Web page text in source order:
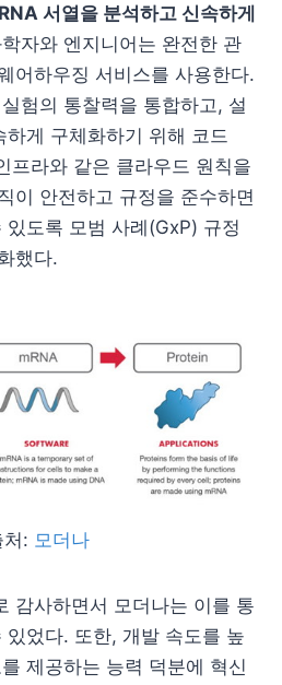
서열을 분석하고 신속하게
자와 엔지니어는 완전한 관
어하우징 서비스를 사용한다.
험의 통찰력을 통합하고, 설
게 구체화하기 위해 코드
프라와 같은 클라우드 원칙을
이 안전하고 규정을 준수하면
도록 모범 사례(GxP) 규정
했다.
처: 모더나
감사하면서 모더나는 이를 통
었다. 또한, 개발 속도를 높
제공하는 능력 덕분에 혁신